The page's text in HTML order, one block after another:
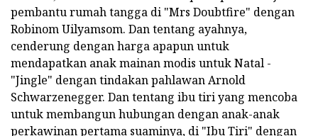
pembantu rumah tangga di "Mrs Doubtfire" dengan
Robinom Uilyamsom. Dan tentang ayahnya,
cenderung dengan harga apapun untuk
mendapatkan anak mainan modis untuk Natal -
"Jingle" dengan tindakan pahlawan Arnold
Schwarzenegger. Dan tentang ibu tiri yang mencoba
untuk membangun hubungan dengan anak-anak
perkawinan pertama suaminya, di "Ibu Tiri" dengan